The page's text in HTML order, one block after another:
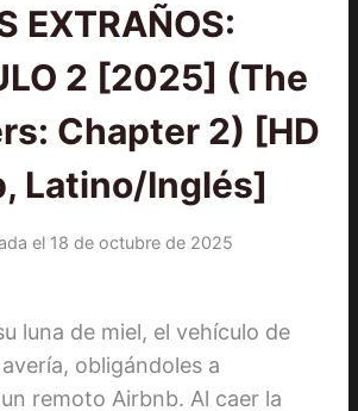
EXTRAÑOS:
2 [2025] (The
Chapter 2) [HD
Latino/Inglés]
el 18 de octubre de 2025
luna de miel, el vehículo de
obligándoles a
remoto Airbnb. Al caer la